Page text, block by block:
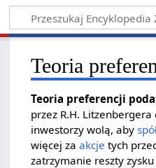
Teoria
Teoria preferencji
przez R.H.
inwestorzy wolą, aby
więcej zaakcje tych
zatrzymanie reszty